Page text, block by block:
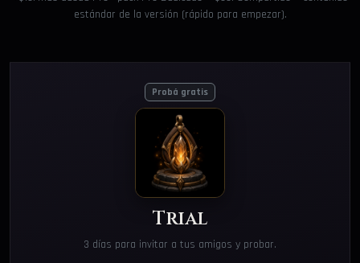
estándar de la versión (rápido para empezar).
Probá gratis
Trial
3 días para invitar a tus amigos y probar.